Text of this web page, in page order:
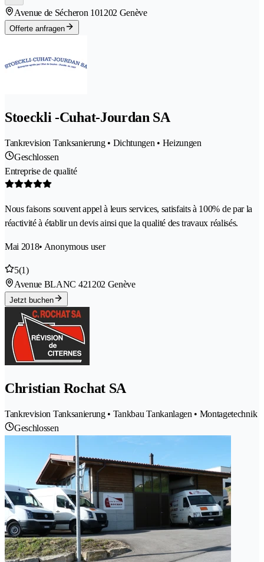
Avenue de Sécheron 101202 Genève
Offerte anfragen
Stoeckli -Cuhat-Jourdan SA
Tankrevision Tanksanierung • Dichtungen • Heizungen
Geschlossen
Entreprise de qualité
Nous faisons souvent appel à leurs services, satisfaits à 100% de par la
réactivité à établir un devis ainsi que la qualité des travaux réalisés.
Mai 2018• Anonymous user
5(1)
Avenue BLANC 421202 Genève
Jetzt buchen
Christian Rochat SA
Tankrevision Tanksanierung • Tankbau Tankanlagen • Montagetechnik
Geschlossen